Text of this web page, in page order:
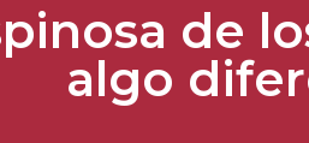
de
algo